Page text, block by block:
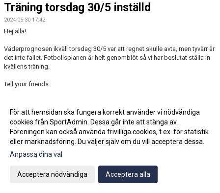
Träning torsdag 30/5 inställd
2024-05-30 17:42
Hej alla!
Väderprognosen ikväll torsdag 30/5 var att regnet skulle avta, men tyvärr är
det inte fallet. Fotbollsplanen är helt genomblöt så vi har beslutat ställa in
kvällens träning.
Tell your friends.
Fler nyheter >>
Gå till Webbversion
För att hemsidan ska fungera korrekt använder vi nödvändiga
cookies från SportAdmin. Dessa går inte att stänga av.
Föreningen kan också använda frivilliga cookies, t.ex. för statistik
eller marknadsföring. Du väljer själv om du vill acceptera dessa.
Anpassa dina val
Acceptera nödvändiga Acceptera alla